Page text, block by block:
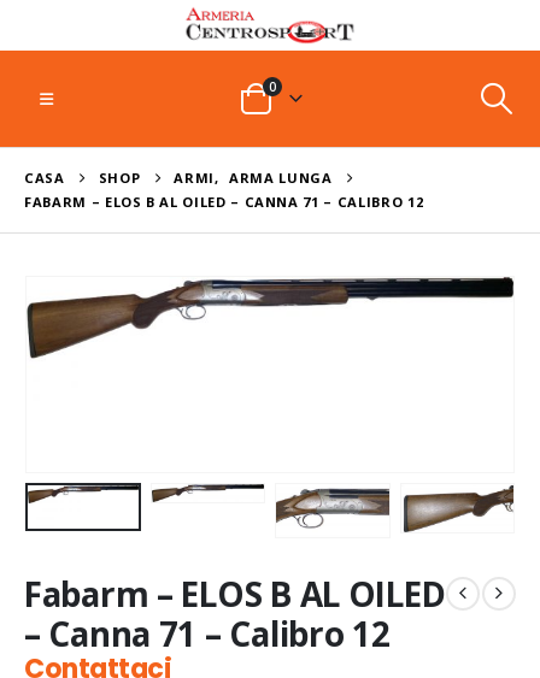
0
CASA SHOP ARMI,
ARMA LUNGA
FABARM – ELOS B AL OILED – CANNA 71 – CALIBRO 12
Fabarm – ELOS B AL OILED
– Canna 71 – Calibro 12
Contattaci